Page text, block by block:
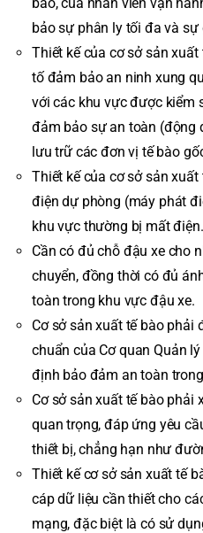
bảo sự phân ly tối đa và sự
Thiết kế của cơ sở sản
tố đảm bảo an ninh xung
với các khu vực được kiểm
đảm bảo sự an toàn (động
lưu trữ các đơn vị tế bào
Thiết kế của cơ sở sản
điện dự phòng (máy phát
khu vực thường bị mất điện.
Cần có đủ chỗ đậu xe cho
chuyển, đồng thời có đủ
toàn trong khu vực đậu xe.
Cơ sở sản xuất tế bào phải
chuẩn của Cơ quan Quản
định bảo đảm an toàn
Cơ sở sản xuất tế bào phải
quan trọng, đáp ứng yêu
thiết bị, chẳng hạn như
Thiết kế cơ sở sản xuất tế
cáp dữ liệu cần thiết cho
mạng, đặc biệt là có sử